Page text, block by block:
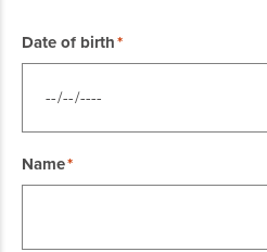
Date of birth
Name